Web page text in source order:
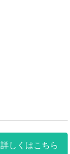
詳しくはこちら